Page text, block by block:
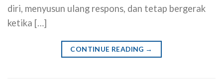
diri, menyusun ulang respons, dan tetap bergerak
ketika […]
CONTINUE READING →